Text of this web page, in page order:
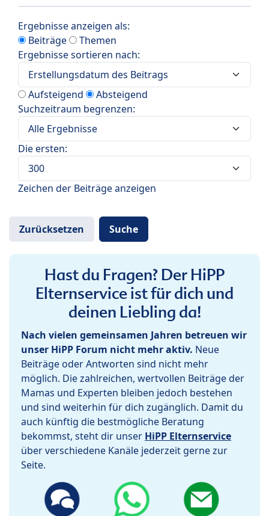
Ergebnisse anzeigen als:
Beiträge
Themen
Ergebnisse sortieren nach:
Aufsteigend
Absteigend
Suchzeitraum begrenzen:
Die ersten:
Zeichen der Beiträge anzeigen
Hast du Fragen? Der HiPP
Elternservice ist für dich und
deinen Liebling da!
Nach vielen gemeinsamen Jahren betreuen wir
unser HiPP Forum nicht mehr aktiv. Neue
Beiträge oder Antworten sind nicht mehr
möglich. Die zahlreichen, wertvollen Beiträge der
Mamas und Experten bleiben jedoch bestehen
und sind weiterhin für dich zugänglich. Damit du
auch künftig die bestmögliche Beratung
bekommst, steht dir unser HiPP Elternservice
über verschiedene Kanäle jederzeit gerne zur
Seite.